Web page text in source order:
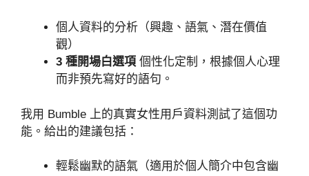
個人資料的分析（興趣、語氣、潛在價值
觀）
3 種開場白選項 個性化定制，根據個人心理
而非預先寫好的語句。
我用 Bumble 上的真實女性用戶資料測試了這個功
能。給出的建議包括：
輕鬆幽默的語氣（適用於個人簡介中包含幽